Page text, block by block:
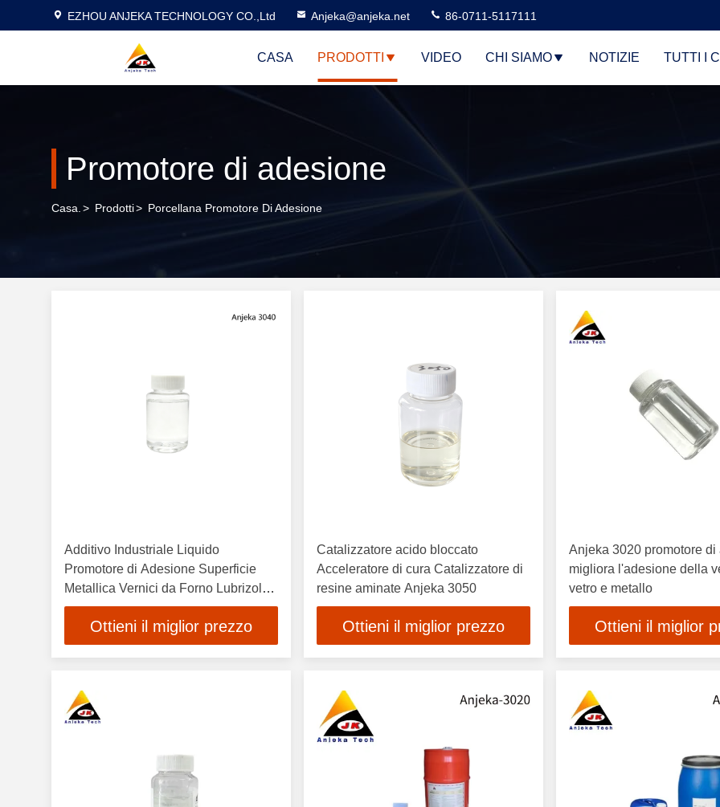
EZHOU ANJEKA TECHNOLOGY CO.,Ltd Anjeka@anjeka.net 86-0711-5117111
CASA PRODOTTI VIDEO CHI SIAMO NOTIZIE TUTTI I
Promotore di adesione
Casa. > Prodotti> Porcellana Promotore Di Adesione
Additivo Industriale Liquido
Promotore di Adesione Superficie
Metallica Vernici da Forno Lubrizol
2063
Ottieni il miglior prezzo
Catalizzatore acido bloccato
Acceleratore di cura Catalizzatore di
resine aminate Anjeka 3050
Ottieni il miglior prezzo
Anjeka 3020 promotore di
migliora l'adesione della
vetro e metallo
Ottieni il miglior